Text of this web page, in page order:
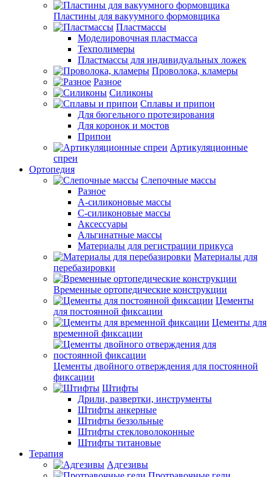
Пластины для вакуумного формовщика
Пластмассы
Моделировочная пластмасса
Техполимеры
Пластмассы для индивидуальных ложек
Проволока, кламеры
Разное
Силиконы
Сплавы и припои
Для бюгельного протезирования
Для коронок и мостов
Припои
Артикуляционные
спреи
Ортопедия
Слепочные массы
Разное
А-силиконовые массы
С-силиконовые массы
Аксессуары
Альгинатные массы
Материалы для регистрации прикуса
Материалы для
перебазировки
Временные ортопедические конструкции
Цементы
для постоянной фиксации
Цементы для
временной фиксации
Цементы двойного отверждения для постоянной
фиксации
Штифты
Дрили, развертки, инструменты
Штифты анкерные
Штифты беззольные
Штифты стекловолоконные
Штифты титановые
Терапия
Адгезивы